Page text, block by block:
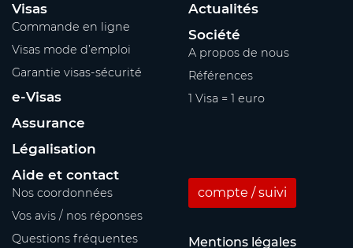
Visas
Commande en ligne
Visas mode d’emploi
Garantie visas-sécurité
e-Visas
Assurance
Légalisation
Actualités
Société
A propos de nous
Références
1 Visa = 1 euro
Aide et contact
Nos coordonnées
Vos avis / nos réponses
Questions fréquentes
compte / suivi
Mentions légales